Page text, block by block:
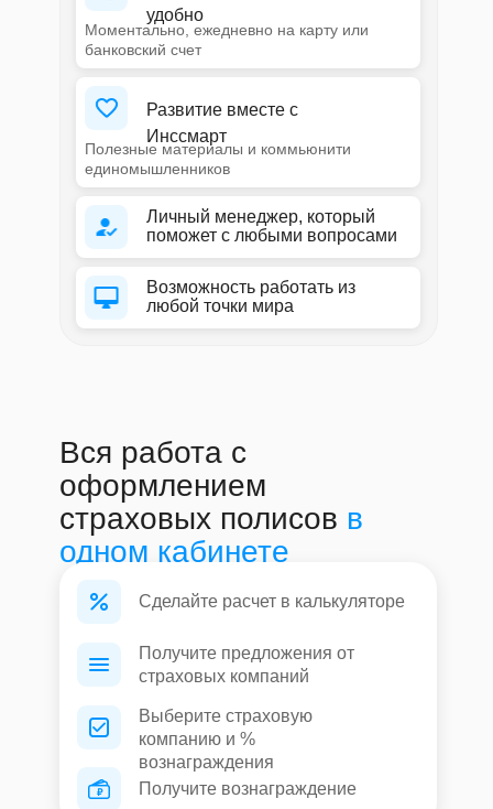
удобно
Моментально, ежедневно на карту или
банковский счет
Развитие вместе с
Инссмарт
Полезные материалы и коммьюнити
единомышленников
Возможность работать из
любой точки мира
Личный менеджер, который
поможет с любыми вопросами
Вся работа с
оформлением
страховых полисов в
одном кабинете
Сделайте расчет в калькуляторе
Получите предложения от
страховых компаний
Выберите страховую
компанию и %
вознаграждения
Получите вознаграждение